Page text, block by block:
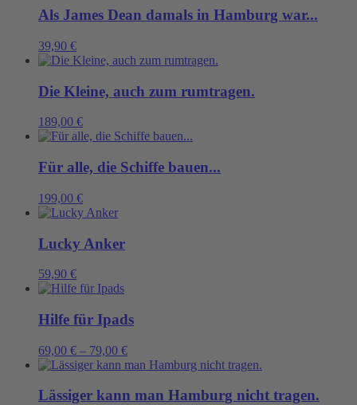
Als James Dean damals in Hamburg war...
39,90 €
Die Kleine, auch zum rumtragen.
189,00 €
Für alle, die Schiffe bauen...
199,00 €
Lucky Anker
59,90 €
Hilfe für Ipads
69,00 € – 79,00 €
Lässiger kann man Hamburg nicht tragen.